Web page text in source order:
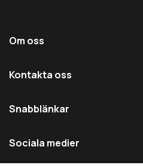
Om oss
Kontakta oss
Snabblänkar
Sociala medier